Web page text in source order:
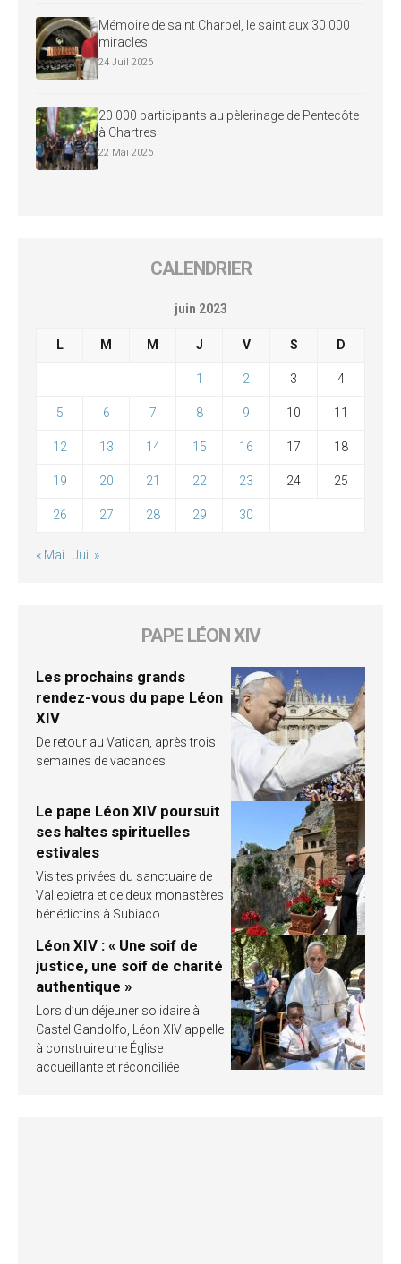
Mémoire de saint Charbel, le saint aux 30 000
miracles
24 Juil 2026
20 000 participants au pèlerinage de Pentecôte
à Chartres
22 Mai 2026
CALENDRIER
juin 2023
L M M J V S D
1 2 3 4
5 6 7 8 9 10 11
12 13 14 15 16 17 18
19 20 21 22 23 24 25
26 27 28 29 30
« Mai Juil »
PAPE LÉON XIV
Les prochains grands
rendez-vous du pape Léon
XIV
De retour au Vatican, après trois
semaines de vacances
Le pape Léon XIV poursuit
ses haltes spirituelles
estivales
Visites privées du sanctuaire de
Vallepietra et de deux monastères
bénédictins à Subiaco
Léon XIV : « Une soif de
justice, une soif de charité
authentique »
Lors d’un déjeuner solidaire à
Castel Gandolfo, Léon XIV appelle
à construire une Église
accueillante et réconciliée